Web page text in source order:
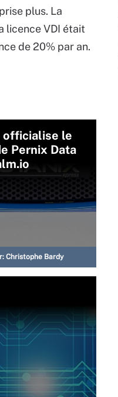
plus. La
licence VDI était
de 20% par an.
officialise le
Pernix Data
Christophe Bardy